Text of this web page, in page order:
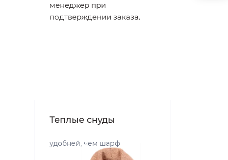
менеджер при
подтверждении заказа.
Теплые снуды
удобней, чем шарф